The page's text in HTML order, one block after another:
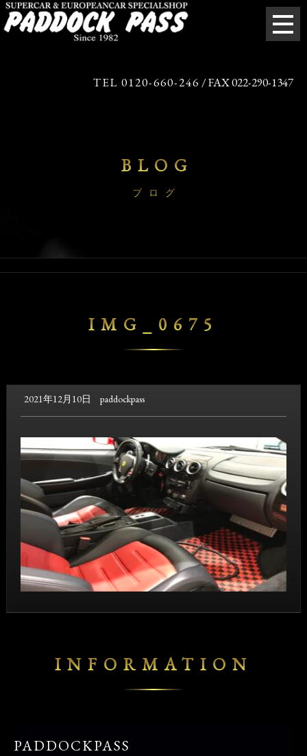
TEL 0120-660-246 / FAX 022-290-1347
BLOG
ブログ
IMG_0675
2021年12月10日 paddockpass
INFORMATION
PADDOCKPASS